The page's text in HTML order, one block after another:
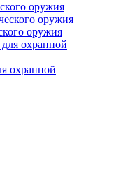
оружия
оружия
охранной